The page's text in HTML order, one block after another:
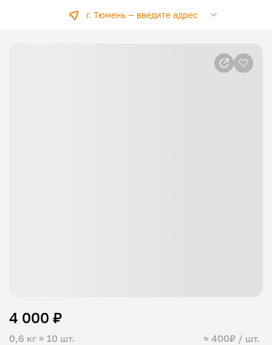
г. Тюмень — введите адрес
0,6 кг ≈ 10 шт. ≈ 400₽ / шт.
4 000 ₽